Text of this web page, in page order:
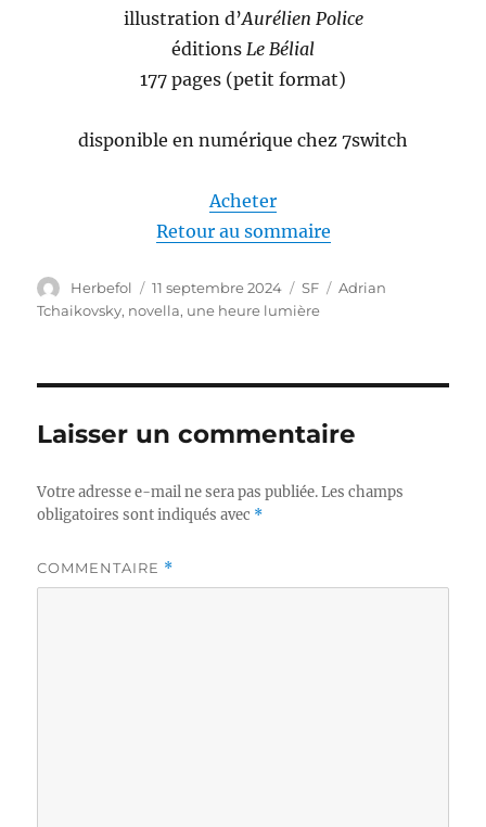
illustration d’Aurélien Police
éditions Le Bélial
177 pages (petit format)
disponible en numérique chez 7switch
Acheter
Retour au sommaire
Auteur
Herbefol
Publié
le
11 septembre 2024 Catégories
SF Étiquettes
Adrian
Tchaikovsky, novella, une heure lumière
Laisser un commentaire
Votre adresse e-mail ne sera pas publiée. Les champs
obligatoires sont indiqués avec *
COMMENTAIRE *